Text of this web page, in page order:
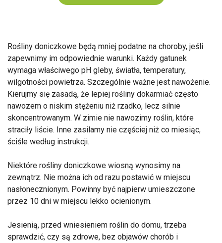
Rośliny doniczkowe będą mniej podatne na choroby, jeśli
zapewnimy im odpowiednie warunki. Każdy gatunek
wymaga właściwego pH gleby, światła, temperatury,
wilgotności powietrza. Szczególnie ważne jest nawożenie.
Kierujmy się zasadą, że lepiej rośliny dokarmiać często
nawozem o niskim stężeniu niż rzadko, lecz silnie
skoncentrowanym. W zimie nie nawozimy roślin, które
straciły liście. Inne zasilamy nie częściej niż co miesiąc,
ściśle według instrukcji.
Niektóre rośliny doniczkowe wiosną wynosimy na
zewnątrz. Nie można ich od razu postawić w miejscu
nasłonecznionym. Powinny być najpierw umieszczone
przez 10 dni w miejscu lekko ocienionym.
Jesienią, przed wniesieniem roślin do domu, trzeba
sprawdzić, czy są zdrowe, bez objawów chorób i